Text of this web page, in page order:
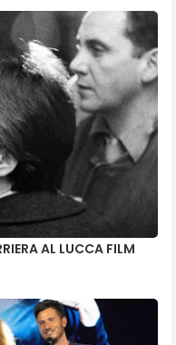
AL LUCCA FILM